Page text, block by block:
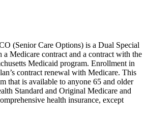
(Senior Care Options) is a Dual Special
Medicare contract and a contract with the
Medicaid program. Enrollment in
contract renewal with Medicare. This
that is available to anyone 65 and older
Standard and Original Medicare and
health insurance, except